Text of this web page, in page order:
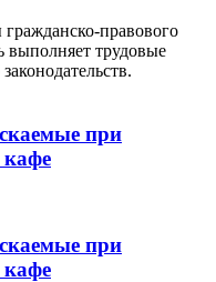
правового
выполняет трудовые
при
кафе
при
кафе